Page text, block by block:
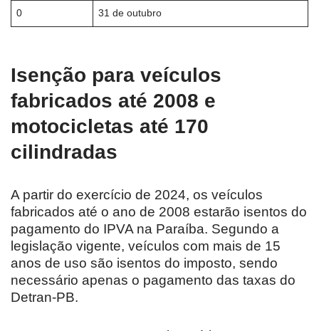
0 31 de outubro
Isenção para veículos
fabricados até 2008 e
motocicletas até 170
cilindradas
A partir do exercício de 2024, os veículos
fabricados até o ano de 2008 estarão isentos do
pagamento do IPVA na Paraíba. Segundo a
legislação vigente, veículos com mais de 15
anos de uso são isentos do imposto, sendo
necessário apenas o pagamento das taxas do
Detran-PB.